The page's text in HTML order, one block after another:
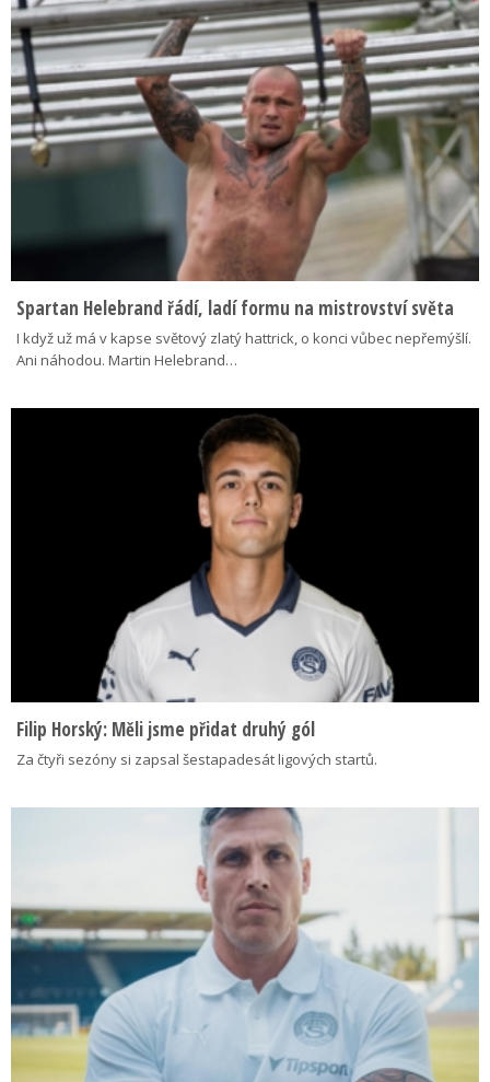
Spartan Helebrand řádí, ladí formu na mistrovství světa
I když už má v kapse světový zlatý hattrick, o konci vůbec nepřemýšlí.
Ani náhodou. Martin Helebrand…
Filip Horský: Měli jsme přidat druhý gól
Za čtyři sezóny si zapsal šestapadesát ligových startů.